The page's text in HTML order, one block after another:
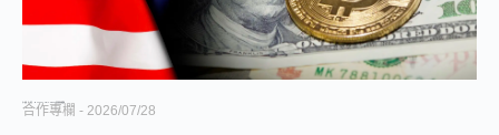
合作專欄 2026/07/28